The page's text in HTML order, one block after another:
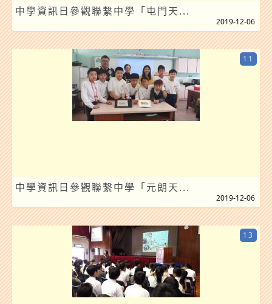
中學資訊日參觀聯繫中學「屯門天...
2019-12-06
中學資訊日參觀聯繫中學「元朗天...
11
2019-12-06
13